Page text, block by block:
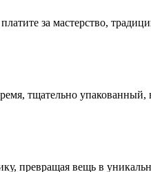
за мастерство,
тщательно упакованный,
превращая вещь в